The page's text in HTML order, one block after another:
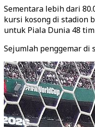
Sementara lebih dari
kursi kosong di stadion
untuk Piala Dunia 48
Sejumlah penggemar di